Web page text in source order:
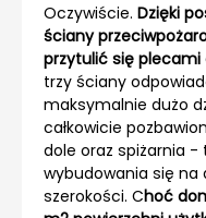
Oczywiście. Dzięki
ściany
przytulić się plecami
trzy ściany
maksymalnie dużo
całkowicie
dole oraz spiżarnia -
wybudowania się na
szerokości. Choć